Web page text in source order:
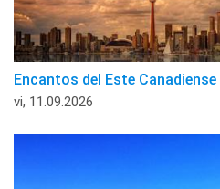
Encantos del Este Canadiense
vi, 11.09.2026